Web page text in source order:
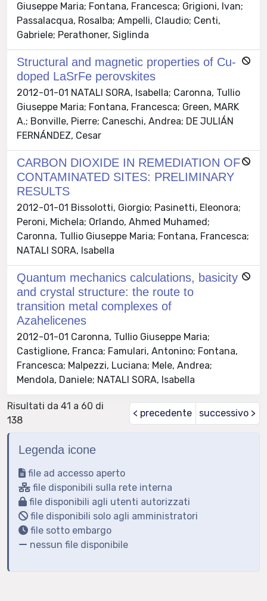
Giuseppe Maria; Fontana, Francesca; Grigioni, Ivan;
Passalacqua, Rosalba; Ampelli, Claudio; Centi,
Gabriele; Perathoner, Siglinda
Structural and magnetic properties of Cu-
doped LaSrFe perovskites
2012-01-01 NATALI SORA, Isabella; Caronna, Tullio
Giuseppe Maria; Fontana, Francesca; Green, MARK
A.; Bonville, Pierre; Caneschi, Andrea; DE JULIÁN
FERNÁNDEZ, Cesar
CARBON DIOXIDE IN REMEDIATION OF
CONTAMINATED SITES: PRELIMINARY
RESULTS
2012-01-01 Bissolotti, Giorgio; Pasinetti, Eleonora;
Peroni, Michela; Orlando, Ahmed Muhamed;
Caronna, Tullio Giuseppe Maria; Fontana, Francesca;
NATALI SORA, Isabella
Quantum mechanics calculations, basicity
and crystal structure: the route to
transition metal complexes of
Azahelicenes
2012-01-01 Caronna, Tullio Giuseppe Maria;
Castiglione, Franca; Famulari, Antonino; Fontana,
Francesca; Malpezzi, Luciana; Mele, Andrea;
Mendola, Daniele; NATALI SORA, Isabella
Risultati da 41 a 60 di
138
< precedente successivo >
Legenda icone
file ad accesso aperto
file disponibili sulla rete interna
file disponibili agli utenti autorizzati
file disponibili solo agli amministratori
file sotto embargo
nessun file disponibile